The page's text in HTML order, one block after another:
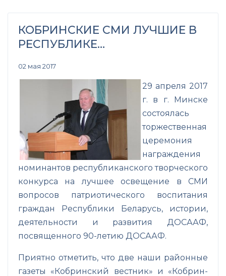
КОБРИНСКИЕ СМИ ЛУЧШИЕ В
РЕСПУБЛИКЕ…
02 мая 2017
29 апреля 2017
г. в г. Минске
состоялась
торжественная
церемония
награждения
номинантов республиканского творческого
конкурса на лучшее освещение в СМИ
вопросов патриотического воспитания
граждан Республики Беларусь, истории,
деятельности и развития ДОСААФ,
посвященного 90-летию ДОСААФ.
Приятно отметить, что две наши районные
газеты «Кобринский вестник» и «Кобрин-